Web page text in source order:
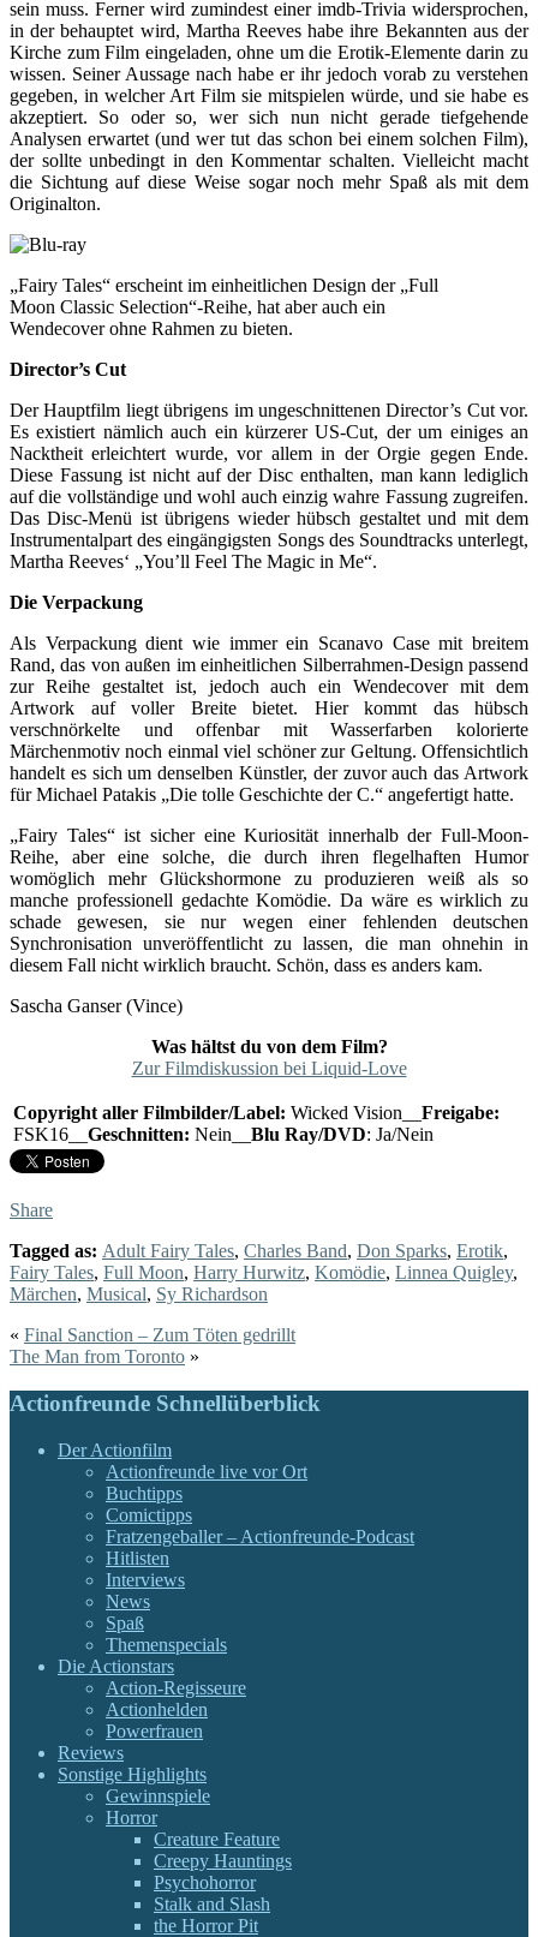
sein muss. Ferner wird zumindest einer imdb-Trivia widersprochen,
in der behauptet wird, Martha Reeves habe ihre Bekannten aus der
Kirche zum Film eingeladen, ohne um die Erotik-Elemente darin zu
wissen. Seiner Aussage nach habe er ihr jedoch vorab zu verstehen
gegeben, in welcher Art Film sie mitspielen würde, und sie habe es
akzeptiert. So oder so, wer sich nun nicht gerade tiefgehende
Analysen erwartet (und wer tut das schon bei einem solchen Film),
der sollte unbedingt in den Kommentar schalten. Vielleicht macht
die Sichtung auf diese Weise sogar noch mehr Spaß als mit dem
Originalton.
„Fairy Tales“ erscheint im einheitlichen Design der „Full
Moon Classic Selection“-Reihe, hat aber auch ein
Wendecover ohne Rahmen zu bieten.
Director’s Cut
Der Hauptfilm liegt übrigens im ungeschnittenen Director’s Cut vor.
Es existiert nämlich auch ein kürzerer US-Cut, der um einiges an
Nacktheit erleichtert wurde, vor allem in der Orgie gegen Ende.
Diese Fassung ist nicht auf der Disc enthalten, man kann lediglich
auf die vollständige und wohl auch einzig wahre Fassung zugreifen.
Das Disc-Menü ist übrigens wieder hübsch gestaltet und mit dem
Instrumentalpart des eingängigsten Songs des Soundtracks unterlegt,
Martha Reeves‘ „You’ll Feel The Magic in Me“.
Die Verpackung
Als Verpackung dient wie immer ein Scanavo Case mit breitem
Rand, das von außen im einheitlichen Silberrahmen-Design passend
zur Reihe gestaltet ist, jedoch auch ein Wendecover mit dem
Artwork auf voller Breite bietet. Hier kommt das hübsch
verschnörkelte und offenbar mit Wasserfarben kolorierte
Märchenmotiv noch einmal viel schöner zur Geltung. Offensichtlich
handelt es sich um denselben Künstler, der zuvor auch das Artwork
für Michael Patakis „Die tolle Geschichte der C.“ angefertigt hatte.
„Fairy Tales“ ist sicher eine Kuriosität innerhalb der Full-Moon-
Reihe, aber eine solche, die durch ihren flegelhaften Humor
womöglich mehr Glückshormone zu produzieren weiß als so
manche professionell gedachte Komödie. Da wäre es wirklich zu
schade gewesen, sie nur wegen einer fehlenden deutschen
Synchronisation unveröffentlicht zu lassen, die man ohnehin in
diesem Fall nicht wirklich braucht. Schön, dass es anders kam.
Sascha Ganser (Vince)
Was hältst du von dem Film?
Zur Filmdiskussion bei Liquid-Love
Copyright aller Filmbilder/Label: Wicked Vision__ Freigabe:
FSK16__ Geschnitten: Nein__ Blu Ray/DVD: Ja/Nein
Share
Tagged as: Adult Fairy Tales, Charles Band, Don Sparks, Erotik,
Fairy Tales, Full Moon, Harry Hurwitz, Komödie, Linnea Quigley,
Märchen, Musical, Sy Richardson
« Final Sanction – Zum Töten gedrillt
The Man from Toronto »
Actionfreunde Schnellüberblick
Der Actionfilm
Actionfreunde live vor Ort
Buchtipps
Comictipps
Fratzengeballer – Actionfreunde-Podcast
Hitlisten
Interviews
News
Spaß
Themenspecials
Die Actionstars
Action-Regisseure
Actionhelden
Powerfrauen
Reviews
Sonstige Highlights
Gewinnspiele
Horror
Creature Feature
Creepy Hauntings
Psychohorror
Stalk and Slash
the Horror Pit